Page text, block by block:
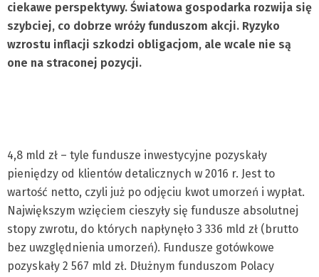
ciekawe perspektywy. Światowa gospodarka rozwija się
szybciej, co dobrze wróży funduszom akcji. Ryzyko
wzrostu inflacji szkodzi obligacjom, ale wcale nie są
one na straconej pozycji.
4,8 mld zł – tyle fundusze inwestycyjne pozyskały
pieniędzy od klientów detalicznych w 2016 r. Jest to
wartość netto, czyli już po odjęciu kwot umorzeń i wypłat.
Największym wzięciem cieszyły się fundusze absolutnej
stopy zwrotu, do których napłynęło 3 336 mld zł (brutto
bez uwzględnienia umorzeń). Fundusze gotówkowe
pozyskały 2 567 mld zł. Dłużnym funduszom Polacy